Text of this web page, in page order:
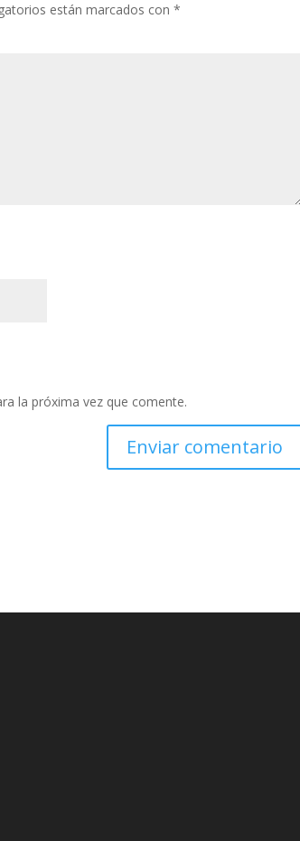
están marcados con*
la próxima vez que comente.